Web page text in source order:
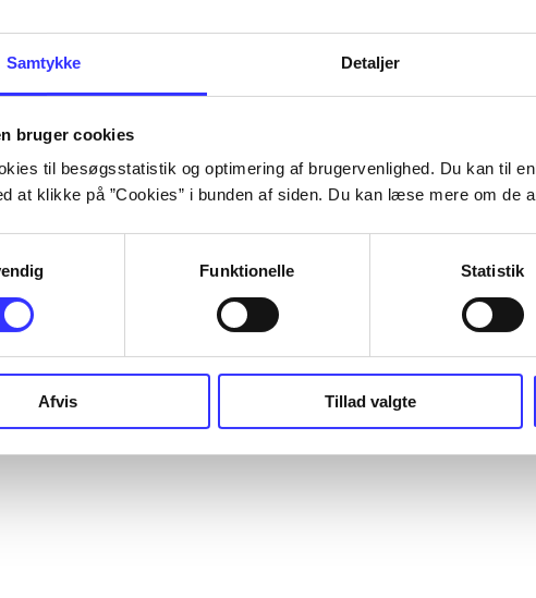
Samtykke Detaljer
bruger cookies
til besøgsstatistik og optimering af brugervenlighed. Du kan til
at klikke på ”Cookies” i bunden af siden. Du kan læse mere om de
Funktionelle Statistik
Afvis Tillad valgte